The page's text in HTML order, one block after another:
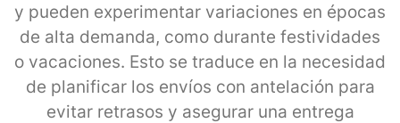
y pueden experimentar variaciones en épocas
de alta demanda, como durante festividades
o vacaciones. Esto se traduce en la necesidad
de planificar los envíos con antelación para
evitar retrasos y asegurar una entrega